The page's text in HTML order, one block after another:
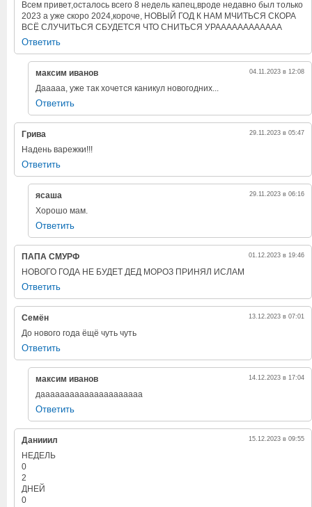
Всем привет,осталось всего 8 недель капец,вроде недавно был только
2023 а уже скоро 2024,короче, НОВЫЙ ГОД К НАМ МЧИТЬСЯ СКОРА
ВСЁ СЛУЧИТЬСЯ СБУДЕТСЯ ЧТО СНИТЬСЯ УРАААААААААААА
Ответить
максим иванов 04.11.2023 в 12:08
Дааааа, уже так хочется каникул новогодних...
Ответить
Грива 29.11.2023 в 05:47
Надень варежки!!!
Ответить
ясаша 29.11.2023 в 06:16
Хорошо мам.
Ответить
ПАПА СМУРФ 01.12.2023 в 19:46
НОВОГО ГОДА НЕ БУДЕТ ДЕД МОРОЗ ПРИНЯЛ ИСЛАМ
Ответить
Семён 13.12.2023 в 07:01
До нового года ёщё чуть чуть
Ответить
максим иванов 14.12.2023 в 17:04
дааааааааааааааааааааа
Ответить
Данииил 15.12.2023 в 09:55
НЕДЕЛЬ
0
2
ДНЕЙ
0